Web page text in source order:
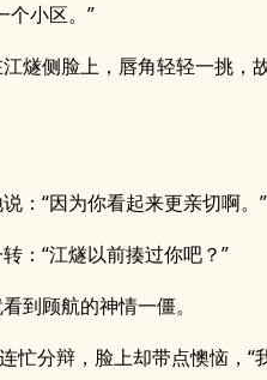
个小区。”
燧侧脸上，唇角轻轻一挑，
：“因为你看起来更亲切啊。”
：“江燧以前揍过你吧？”
到顾航的神情一僵。
忙分辩，脸上却带点懊恼，